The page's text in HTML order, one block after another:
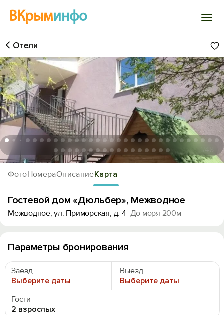
ВКрыминфо
Войти
Избранное
История просмотра
Добавить свой объект
ФотоНомераОписаниеКарта
Отели
1/48
Гостевой дом «Дюльбер», Межводное
Межводное, ул. Приморская, д. 4 До моря 200м
Параметры бронирования
Заезд
Выберите даты
Выезд
Выберите даты
Гости
2 взрослых